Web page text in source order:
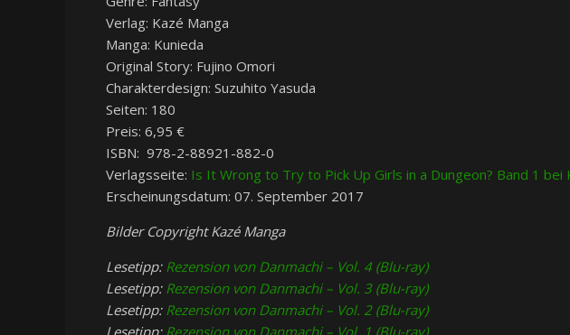
Verlag: Kazé Manga
Manga: Kunieda
Original Story: Fujino Omori
Charakterdesign: Suzuhito Yasuda
Seiten: 180
Preis: 6,95 €
ISBN: 978-2-88921-882-0
Verlagsseite: Is It Wrong to Try to Pick Up Girls in a Dungeon? Band 1 bei
Erscheinungsdatum: 07. September 2017
Bilder Copyright Kazé Manga
Lesetipp: Rezension von Danmachi – Vol. 4 (Blu-ray)
Lesetipp: Rezension von Danmachi – Vol. 3 (Blu-ray)
Lesetipp: Rezension von Danmachi – Vol. 2 (Blu-ray)